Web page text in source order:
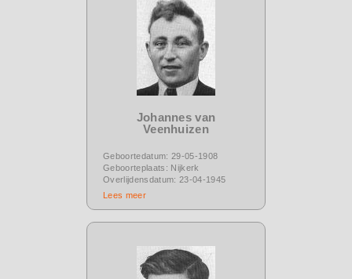
Johannes van
Veenhuizen
Geboortedatum: 29-05-1908
Geboorteplaats: Nijkerk
Overlijdensdatum: 23-04-1945
Lees meer